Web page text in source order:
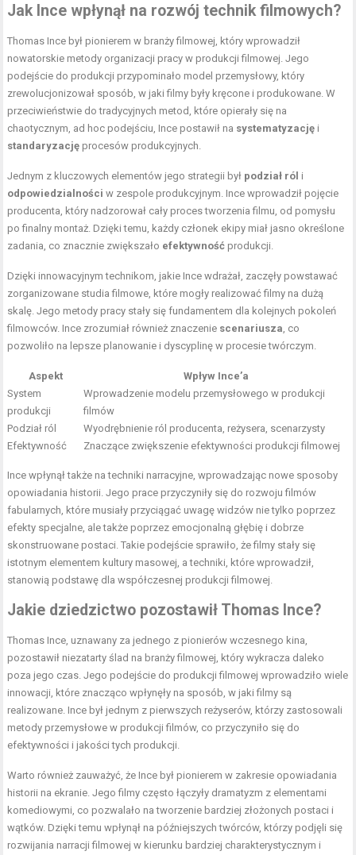
Jak Ince wpłynął na rozwój technik filmowych?
Thomas Ince był pionierem w branży filmowej, który wprowadził
nowatorskie metody organizacji pracy w produkcji filmowej. Jego
podejście do produkcji przypominało model przemysłowy, który
zrewolucjonizował sposób, w jaki filmy były kręcone i produkowane. W
przeciwieństwie do tradycyjnych metod, które opierały się na
chaotycznym, ad hoc podejściu, Ince postawił na systematyzację i
standaryzację procesów produkcyjnych.
Jednym z kluczowych elementów jego strategii był podział ról i
odpowiedzialności w zespole produkcyjnym. Ince wprowadził pojęcie
producenta, który nadzorował cały proces tworzenia filmu, od pomysłu
po finalny montaż. Dzięki temu, każdy członek ekipy miał jasno określone
zadania, co znacznie zwiększało efektywność produkcji.
Dzięki innowacyjnym technikom, jakie Ince wdrażał, zaczęły powstawać
zorganizowane studia filmowe, które mogły realizować filmy na dużą
skalę. Jego metody pracy stały się fundamentem dla kolejnych pokoleń
filmowców. Ince zrozumiał również znaczenie scenariusza , co
pozwoliło na lepsze planowanie i dyscyplinę w procesie twórczym.
Aspekt
Wpływ Ince’a
System
produkcji
Wprowadzenie modelu przemysłowego w produkcji
filmów
Podział ról
Wyodrębnienie ról producenta, reżysera, scenarzysty
Efektywność
Znaczące zwiększenie efektywności produkcji filmowej
Ince wpłynął także na techniki narracyjne, wprowadzając nowe sposoby
opowiadania historii. Jego prace przyczyniły się do rozwoju filmów
fabularnych, które musiały przyciągać uwagę widzów nie tylko poprzez
efekty specjalne, ale także poprzez emocjonalną głębię i dobrze
skonstruowane postaci. Takie podejście sprawiło, że filmy stały się
istotnym elementem kultury masowej, a techniki, które wprowadził,
stanowią podstawę dla współczesnej produkcji filmowej.
Jakie dziedzictwo pozostawił Thomas Ince?
Thomas Ince, uznawany za jednego z pionierów wczesnego kina,
pozostawił niezatarty ślad na branży filmowej, który wykracza daleko
poza jego czas. Jego podejście do produkcji filmowej wprowadziło wiele
innowacji, które znacząco wpłynęły na sposób, w jaki filmy są
realizowane. Ince był jednym z pierwszych reżyserów, którzy zastosowali
metody przemysłowe w produkcji filmów, co przyczyniło się do
efektywności i jakości tych produkcji.
Warto również zauważyć, że Ince był pionierem w zakresie opowiadania
historii na ekranie. Jego filmy często łączyły dramatyzm z elementami
komediowymi, co pozwalało na tworzenie bardziej złożonych postaci i
wątków. Dzięki temu wpłynął na późniejszych twórców, którzy podjęli się
rozwijania narracji filmowej w kierunku bardziej charakterystycznym i